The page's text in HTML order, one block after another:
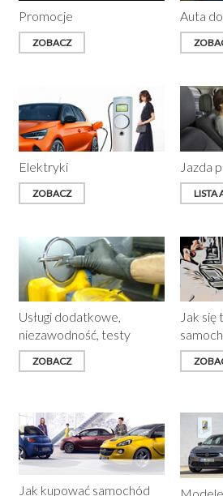
Promocje
ZOBACZ
Auta
Elektryki
ZOBACZ
Jazda
LISTA
Usługi dodatkowe,
niezawodność, testy
ZOBACZ
Jak
Jak kupować samochód